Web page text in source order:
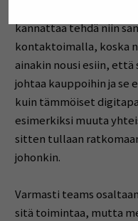
kannattaa tehdä niin
kontaktoimalla, koska
ainakin nousi esiin,
johtaa kauppoihin ja se
kuin tämmöiset
esimerkiksi muuta
sitten tullaan
johonkin.
Varmasti teams
sitä toimintaa, mutta